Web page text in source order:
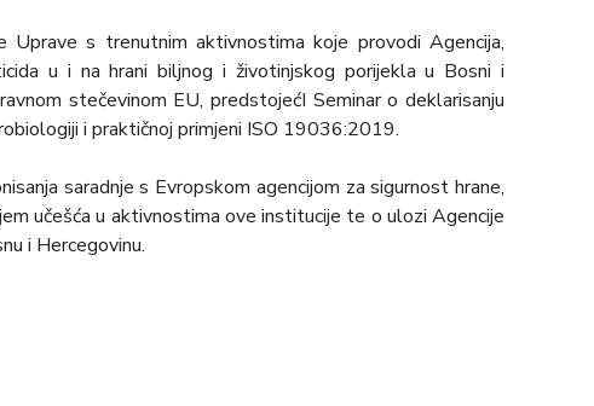
s trenutnim aktivnostima koje provodi Agencija,
u i na hrani biljnog i životinjskog porijekla u Bosni i
stečevinom EU, predstojećI Seminar o deklarisanju
i praktičnoj primjeni ISO 19036:2019.
saradnje s Evropskom agencijom za sigurnost hrane,
učešća u aktivnostima ove institucije te o ulozi Agencije
i Hercegovinu.